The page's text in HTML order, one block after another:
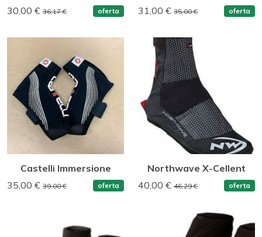
30,00 € 36,17 € oferta
31,00 € 35,00 € oferta
Castelli Immersione
35,00 € 39,00 € oferta
Northwave X-Cellent
40,00 € 46,29 € oferta